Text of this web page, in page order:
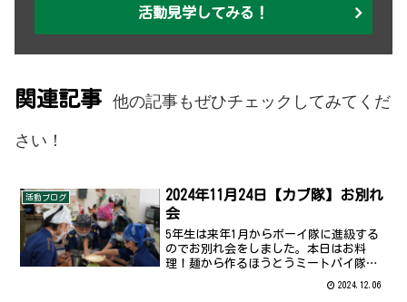
活動見学してみる！
関連記事 他の記事もぜひチェックしてみてくだ
さい！
活動ブログ
2024年11月24日【カブ隊】お別れ
会
5年生は来年1月からボーイ隊に進級する
のでお別れ会をしました。本日はお料
理！麺から作るほうとうミートパイ隊長
ルパイポップコーン5年生のみんな、たく
2024.12.06